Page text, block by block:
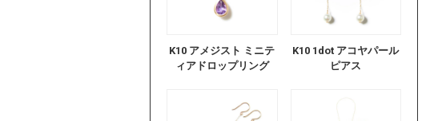
K10 アメジスト ミニテ
ィアドロップリング
K10 1dot アコヤパール
ピアス